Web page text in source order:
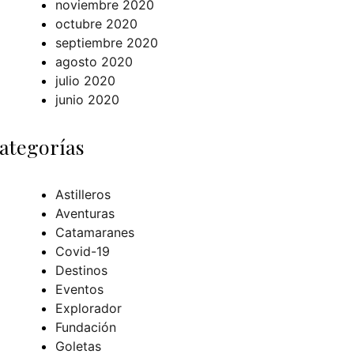
noviembre 2020
octubre 2020
septiembre 2020
agosto 2020
julio 2020
junio 2020
Astilleros
Aventuras
Catamaranes
Covid-19
Destinos
Eventos
Explorador
Fundación
Goletas